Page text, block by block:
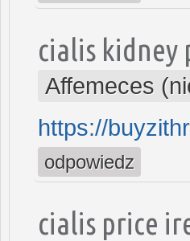
cialis kidney
Affemeces
https://
odpowiedz
cialis price